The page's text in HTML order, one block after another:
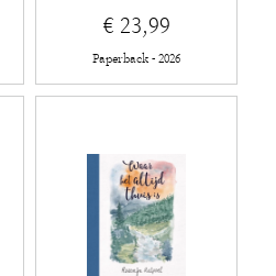
€ 23,99
Paperback - 2026